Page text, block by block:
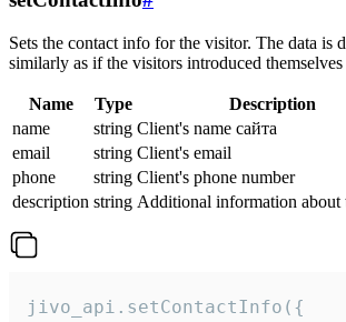
Sets the contact info for the visitor. The data is
similarly as if the visitors introduced
Name Type
Description
name
string Client's name сайта
email
string Client's email
phone
string Client's phone number
description string Additional information about
jivo_api.setContactInfo({